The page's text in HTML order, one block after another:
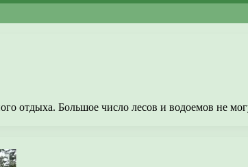
отдыха. Большое число лесов и водоемов не